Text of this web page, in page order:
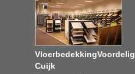
VloerbedekkingVoordelig
Cuijk